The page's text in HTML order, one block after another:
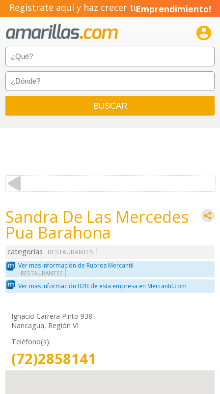
Regístrate aquí y haz crecer tuEmprendimiento!

Sandra De Las Mercedes
Pua Barahona
categorías
RESTAURANTES
Ver mas información de Rubros Mercantil
RESTAURANTES
Ver mas información B2B de esta empresa en Mercantil.com
Ignacio Carrera Pinto 938
Nancagua, Región VI
Teléfono(s):
(72)2858141